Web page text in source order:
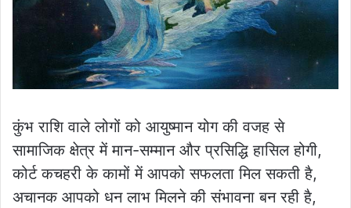
कुंभ राशि वाले लोगों को आयुष्मान योग की वजह से
सामाजिक क्षेत्र में मान-सम्मान और प्रसिद्धि हासिल होगी,
कोर्ट कचहरी के कामों में आपको सफलता मिल सकती है,
अचानक आपको धन लाभ मिलने की संभावना बन रही है,